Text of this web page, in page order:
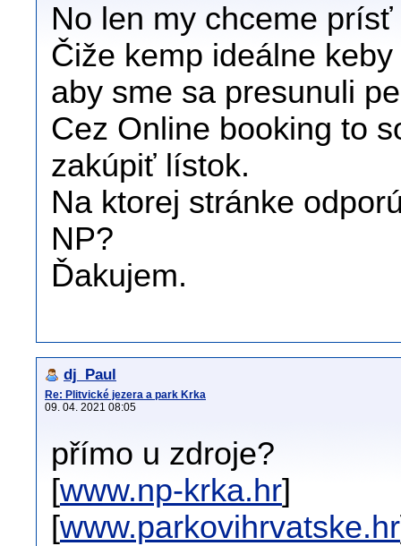
No len my chceme
Čiže kemp ideálne
aby sme sa presunuli
Cez Online booking to
zakúpiť lístok.
Na ktorej stránke
NP?
Ďakujem.
dj_Paul
Re: Plitvické jezera a park Krka
09. 04. 2021 08:05
přímo u zdroje?
[www.np-krka.hr]
[www.parkovihrvatske.hr